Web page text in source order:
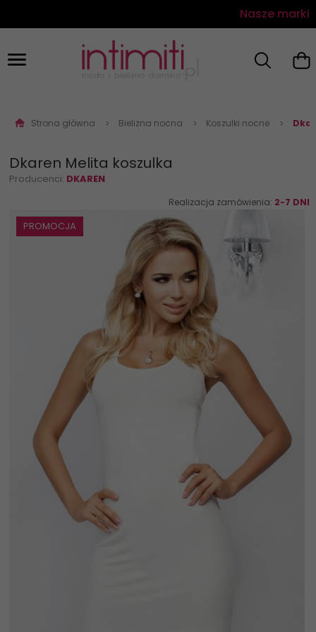
Nasze marki
Strona główna Bielizna nocna Koszulki nocne
Dkaren Melita koszulka
Producenci: DKAREN
Realizacja zamówienia: 2-7 DNI
PROMOCJA